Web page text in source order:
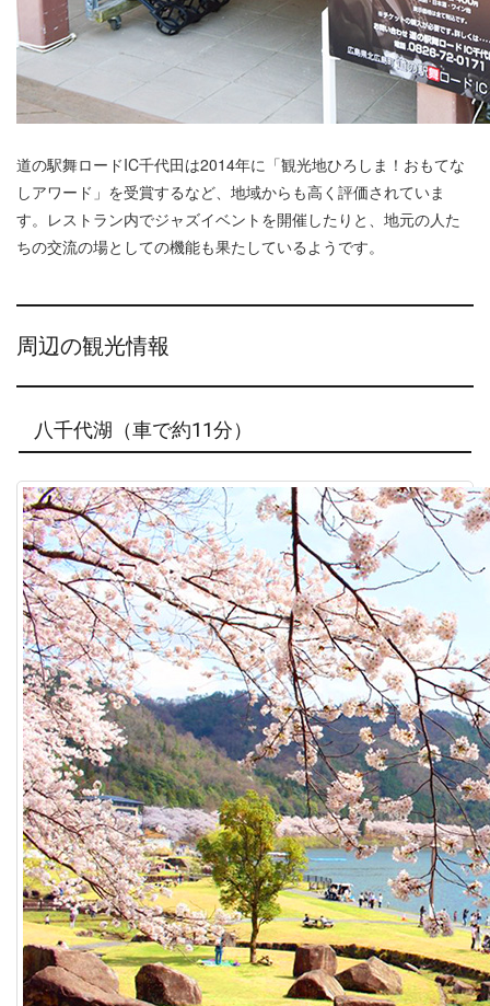
道の駅舞ロードIC千代田は2014年に「観光地ひろしま！おもてな
しアワード」を受賞するなど、地域からも高く評価されていま
す。レストラン内でジャズイベントを開催したりと、地元の人た
ちの交流の場としての機能も果たしているようです。
周辺の観光情報
八千代湖（車で約11分）